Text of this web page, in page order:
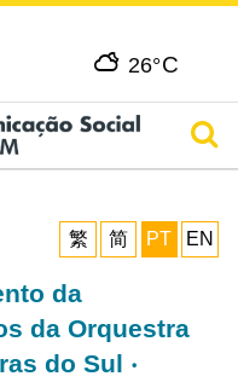
26°C
繁
简 PT EN
da
da Orquestra
do Sul ‧